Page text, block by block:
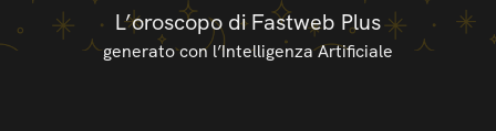
L’oroscopo di Fastweb Plus
generato con l’Intelligenza Artificiale